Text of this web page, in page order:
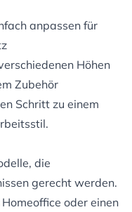
anpassen für
Höhen
Zubehör
Schritt zu einem
die
gerecht werden.
oder einen